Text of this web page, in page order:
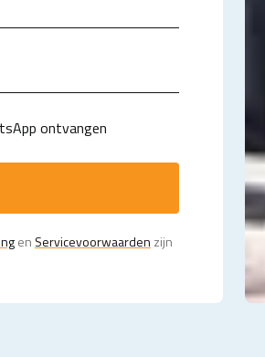
ontvangen
en Servicevoorwaarden zijn